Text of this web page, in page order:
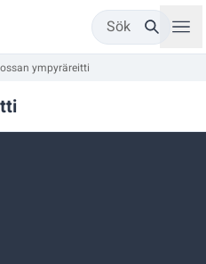
Sök
ympyräreitti